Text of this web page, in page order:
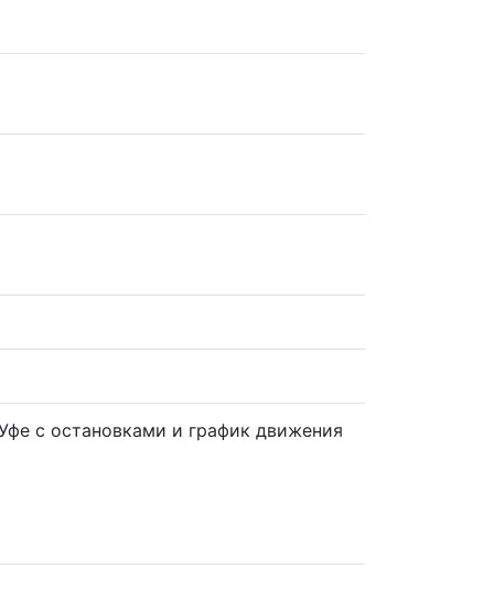
с остановками и график движения